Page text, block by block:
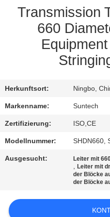
ANGEBOT
SITEMAP
Transmission
660
Herkunftsort: Ningbo,
Markenname: Suntech
Zertifizierung: ISO,CE
Modellnummer: SHDN660,
Ausgesucht: Leiter mit
,Leiter mit
der Blöcke
der Blöcke